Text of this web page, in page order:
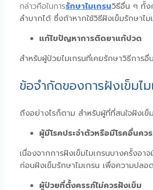
กล่าวคือในการรักษาไมเกรนวิธีอื่น ๆ ทั้ง
ลำบากได้ ซึ่งถ้าหากใช้วิธีฝังเข็มรักษาไ
แก้ไขปัญหาการติดยาแก้ปวด
สำหรับผู้ป่วยไมเกรนที่เคยรักษาวิธีการ
ข้อจำกัดของการฝังเข็มไ
ถึงอย่างไรก็ตาม สำหรับผู้ที่ที่สนใจฝังเ
ผู้มีโรคประจำตัวหรือมีโรคอื่นค
เนื่องจากการฝังเข็มไมเกรนบางครั้งอ
ก่อนฝังเข็มรักษาไมเกรน เพื่อความปล
ผู้ป่วยที่ตั้งครรภ์ไม่ควรฝังเข็ม